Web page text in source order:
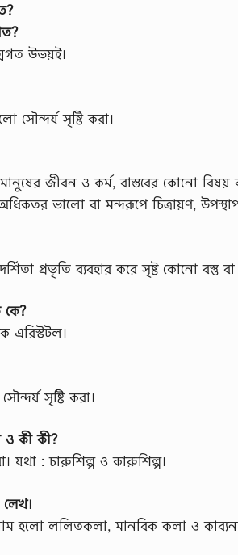
উভয়ই।
সৌন্দর্য সৃষ্টি করা।
জীবন ও কর্ম, বাস্তবের কোনো
অধিকতর ভালো বা মন্দরূপে চিত্রায়ণ,
প্রভৃতি ব্যবহার করে সৃষ্ট কোনো বস্তু
কে?
এরিস্টটল।
সৃষ্টি করা।
ও কী কী?
যথা : চারুশিল্প ও কারুশিল্প।
হলো ললিতকলা, মানবিক কলা ও